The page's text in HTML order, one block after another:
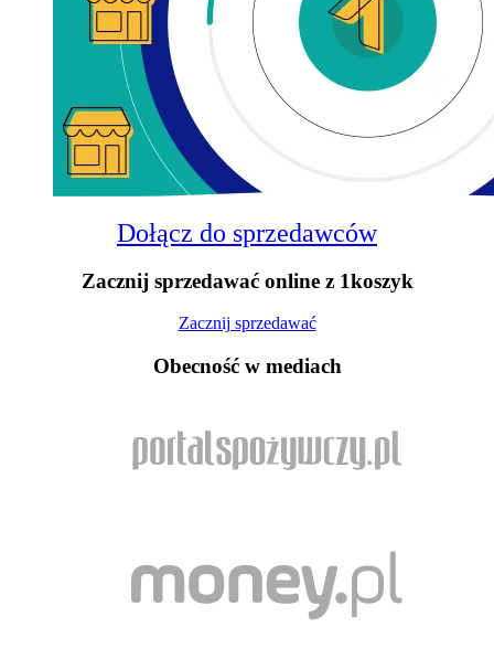
Dołącz do sprzedawców
Zacznij sprzedawać online z 1koszyk
Zacznij sprzedawać
Obecność w mediach